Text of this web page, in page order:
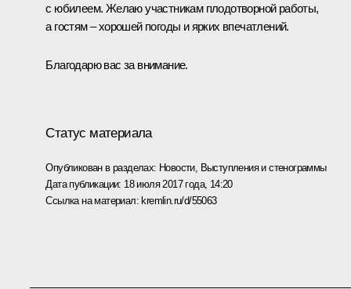
с юбилеем. Желаю участникам плодотворной работы,
а гостям – хорошей погоды и ярких впечатлений.
Благодарю вас за внимание.
Статус материала
Опубликован в разделах: Новости, Выступления и стенограммы
Дата публикации: 18 июля 2017 года, 14:20
Ссылка на материал: kremlin.ru/d/55063